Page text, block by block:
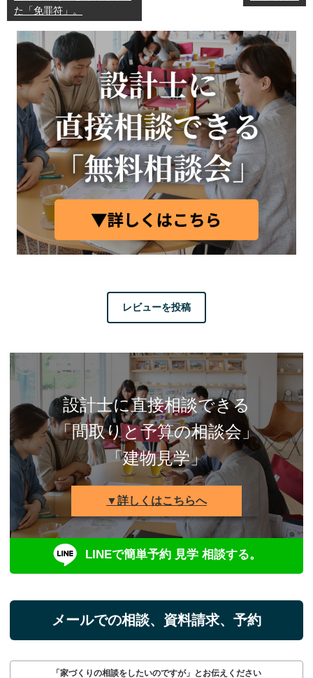
た「免罪符」。
レビューを投稿
設計士に直接相談できる
「間取りと予算の相談会」
「建物見学」
▼詳しくはこちらへ
LINEで簡単予約 見学 相談する。
メールでの相談、資料請求、予約
「家づくりの相談をしたいのですが」とお伝えください